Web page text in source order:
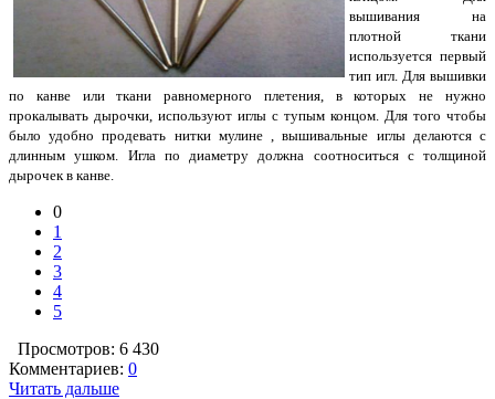
вышивания на
плотной ткани
используется первый
тип игл. Для вышивки
по канве или ткани равномерного плетения, в которых не нужно
прокалывать дырочки, используют иглы с тупым концом. Для того чтобы
было удобно продевать нитки мулине , вышивальные иглы делаются с
длинным ушком. Игла по диаметру должна соотноситься с толщиной
дырочек в канве.
0
1
2
3
4
5
Просмотров: 6 430
Комментариев: 0
Читать дальше